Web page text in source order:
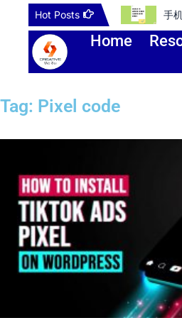
content
Hot Posts 手机停机或注销
Home
Tag: Pixel code